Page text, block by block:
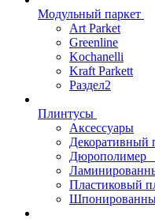
Модульный паркет
Art Parket
Greenline
Kochanelli
Kraft Parkett
Раздел2
Плинтусы
Аксессуары
Декоративный
Дюрополимер
Пластиковый